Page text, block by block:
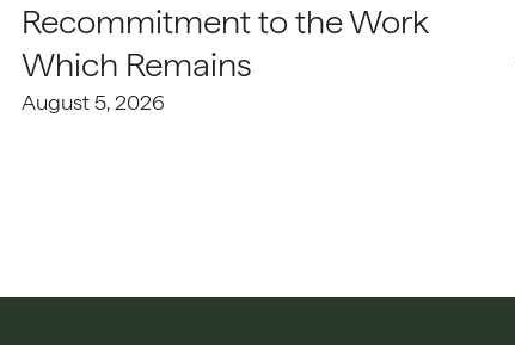
Recommitment to the Work
Which Remains
August 5, 2026